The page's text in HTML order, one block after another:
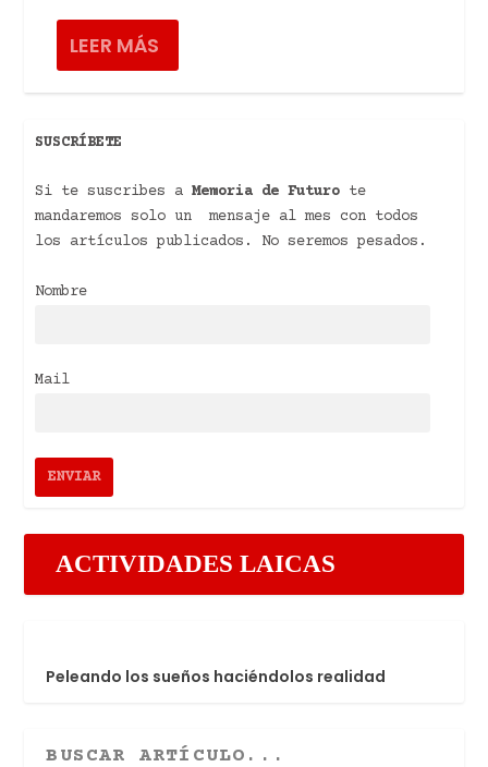
LEER MÁS
SUSCRÍBETE
Si te suscribes aMemoria de Futuro te
mandaremos solo un mensaje al mes con todos
los artículos publicados. No seremos pesados.
Nombre
Mail
ACTIVIDADES LAICAS
Peleando los sueños haciéndolos realidad